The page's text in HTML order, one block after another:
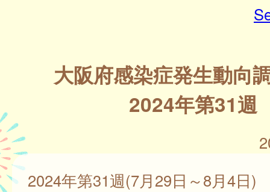
大阪府感染症発生動向
2024年第31週
2024年第31週(7月29日～8月4日)